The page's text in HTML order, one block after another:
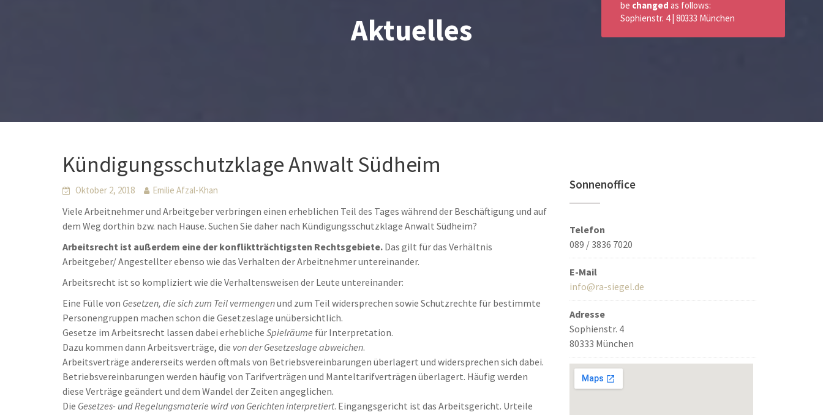
Aktuelles
Kündigungsschutzklage Anwalt Südheim
Oktober 2, 2018 Emilie Afzal-Khan
Viele Arbeitnehmer und Arbeitgeber verbringen einen erheblichen Teil des Tages während der Beschäftigung und auf
dem Weg dorthin bzw. nach Hause. Suchen Sie daher nach Kündigungsschutzklage Anwalt Südheim?
Arbeitsrecht ist außerdem eine der konfliktträchtigsten Rechtsgebiete. Das gilt für das Verhältnis
Arbeitgeber/ Angestellter ebenso wie das Verhalten der Arbeitnehmer untereinander.
Arbeitsrecht ist so kompliziert wie die Verhaltensweisen der Leute untereinander:
Eine Fülle von Gesetzen, die sich zum Teil vermengenund zum Teil widersprechen sowie Schutzrechte für bestimmte
Personengruppen machen schon die Gesetzeslage unübersichtlich.
Gesetze im Arbeitsrecht lassen dabei erhebliche Spielräume für Interpretation.
Dazu kommen dann Arbeitsverträge, die von der Gesetzeslage abweichen.
Arbeitsverträge andererseits werden oftmals von Betriebsvereinbarungen überlagert und widersprechen sich dabei.
Betriebsvereinbarungen werden häufig von Tarifverträgen und Manteltarifverträgen überlagert. Häufig werden
diese Verträge geändert und dem Wandel der Zeiten angeglichen.
Die Gesetzes- und Regelungsmaterie wird von Gerichten interpretiert. Eingangsgericht ist das Arbeitsgericht. Urteile
Sonnenoffice
Telefon
089 / 3836 7020
E-Mail
info@ra-siegel.de
Adresse
Sophienstr. 4
80333 München
be changed as follows:
Sophienstr. 4 | 80333 München